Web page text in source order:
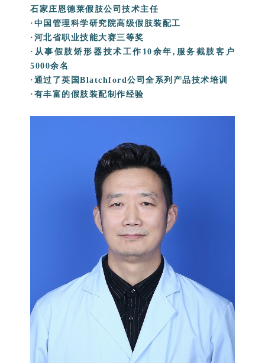
石家庄恩德莱假肢公司技术主任
·中国管理科学研究院高级假肢装配工
·河北省职业技能大赛三等奖
·从事假肢矫形器技术工作10余年,服务截肢客户
5000余名
·通过了英国Blatchford公司全系列产品技术培训
·有丰富的假肢装配制作经验